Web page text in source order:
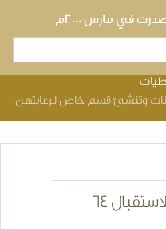
في مارس ٢٠٠٠م
وتنشئ قسم خاص لرعايتهن